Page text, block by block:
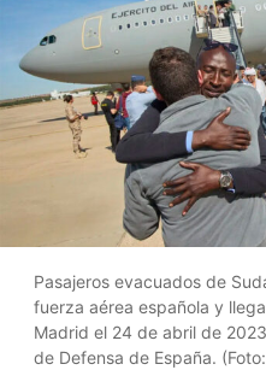
Pasajeros evacuados de
fuerza aérea española y
Madrid el 24 de abril de
de Defensa de España.